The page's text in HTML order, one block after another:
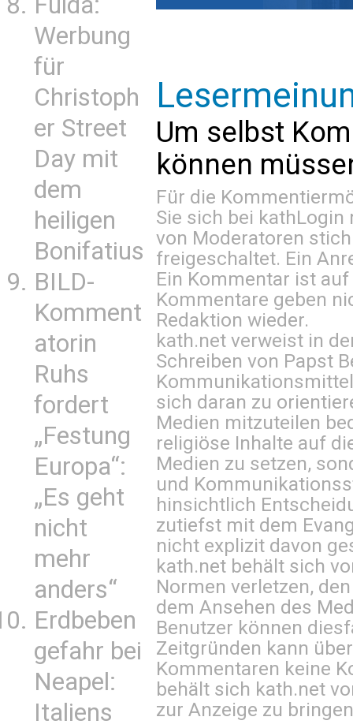
Werbung
für
Christoph
er Street
Day mit
dem
heiligen
Bonifatius
BILD-
Komment
atorin
Ruhs
fordert
„Festung
Europa“:
„Es geht
nicht
mehr
anders“
Erdbeben
gefahr bei
Neapel:
Italiens
Um selbst
können
Für die
Sie sich bei kathLogin
von Moderatoren
freigeschaltet. Ein
Ein Kommentar ist
Kommentare geben
Redaktion wieder.
kath.net verweist in
Schreiben von Papst
sich daran zu
Medien mitzuteilen
religiöse Inhalte auf
Medien zu setzen,
und
hinsichtlich
zutiefst mit dem
nicht explizit davon
kath.net behält sich
Normen verletzen,
dem Ansehen des
Benutzer können
Zeitgründen kann
Kommentaren keine
behält sich kath.net
zur Anzeige zu